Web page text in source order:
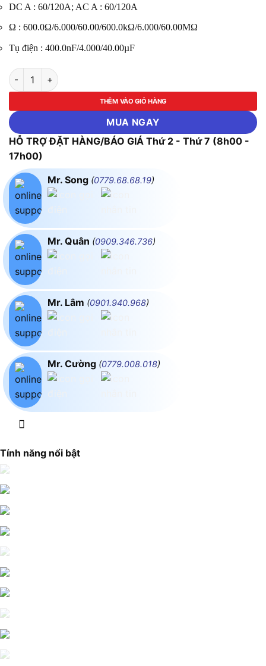
DC A : 60/120A; AC A : 60/120A
Ω : 600.0Ω/6.000/60.00/600.0kΩ/6.000/60.00MΩ
Tụ điện : 400.0nF/4.000/40.00µF
Đồng Hồ Đa Năng Kyoritsu 2012R số lượng
THÊM VÀO GIỎ HÀNG
MUA NGAY
HỖ TRỢ ĐẶT HÀNG/BÁO GIÁ Thứ 2 - Thứ 7 (8h00 -
17h00)
Mr. Song (0779.68.68.19)
Mr. Quân (0909.346.736)
Mr. Lâm (0901.940.968)
Mr. Cường (0779.008.018)
Tính năng nổi bật